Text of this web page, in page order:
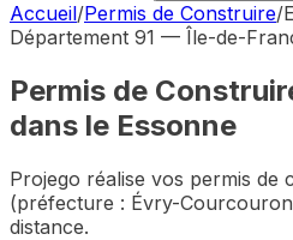
Accueil/Permis de Construire/
Département 91 — Île-de-
Permis de
dans le Essonne
Projego réalise vos permis de
(préfecture : Évry-
distance.